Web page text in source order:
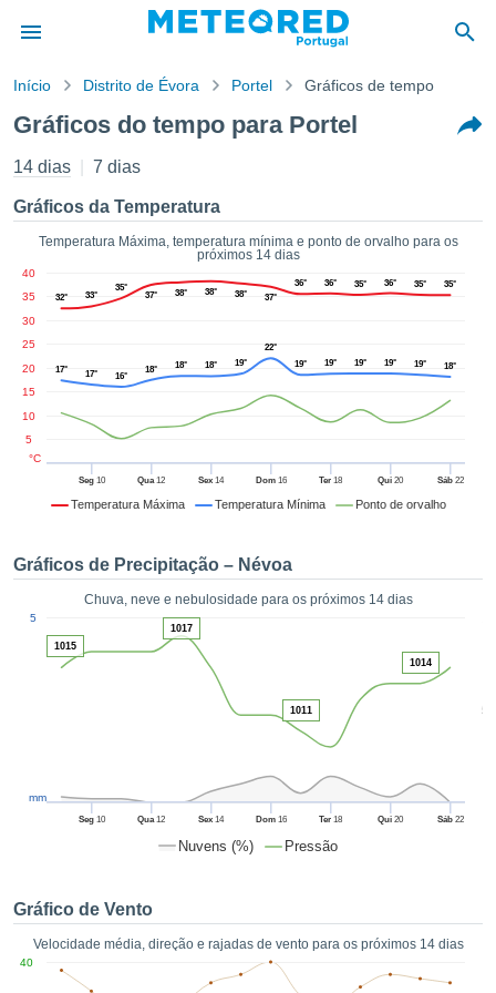
da
foi
por
para
que as
a este
das
e
forma
digital
fornecer-
de alta
o
no
como
um perfil
ACEITAR
Início Distrito de Évora Portel Gráficos de tempo
Gráficos do tempo para Portel
14 dias 7 dias
Gráficos da Temperatura
Temperatura Máxima, temperatura mínima e ponto de orvalho para os
próximos 14 dias
Temperatura Máxima Temperatura Mínima Ponto de orvalho
Seg10 Qua12 Sex 14 Dom16 Ter 18 Qui 20 Sáb22
5
10
15
20
25
30
35
40
°C
32° 33°
35°
37° 38° 38° 38° 37°
36° 36° 35° 36° 35° 35°
17° 17° 16°
18° 18° 18° 19°
22°
19°
19° 19° 19° 19° 18°
Gráficos de Precipitação – Névoa
Chuva, neve e nebulosidade para os próximos 14 dias
Nuvens (%) Pressão
50
Seg10 Qua12 Sex 14 Dom16 Ter 18 Qui 20 Sáb22
5
mm
1015
1017
1011
1014
Gráfico de Vento
Velocidade média, direção e rajadas de vento para os próximos 14 dias
40